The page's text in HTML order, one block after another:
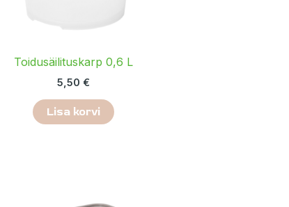
Toidusäilituskarp 0,6 L
5,50 €
Lisa korvi